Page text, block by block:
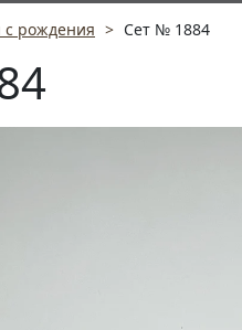
с рождения Сет № 1884